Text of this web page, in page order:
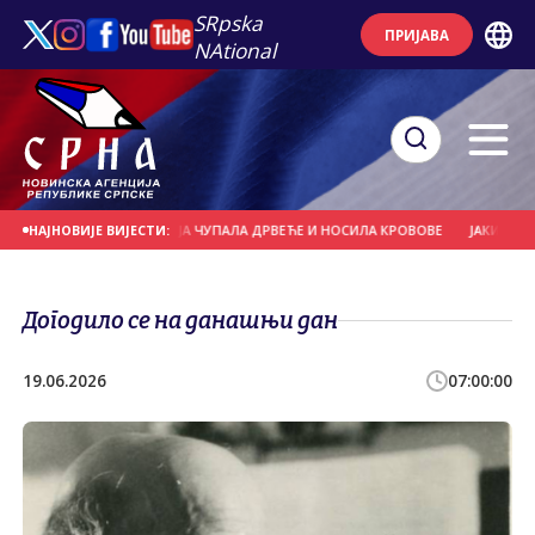
SRpska
NAtional
ПРИЈАВА
НАЈНОВИЈЕ ВИЈЕСТИ:
ДАН ОЛУЈА ЧУПАЛА ДРВЕЋЕ И НОСИЛА КРОВОВЕ ЈАКИ
Догодило се на данашњи дан
19.06.2026 07:00:00